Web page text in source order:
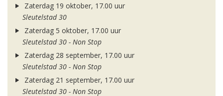
Zaterdag 19 oktober, 17.00 uur
Sleutelstad 30
Zaterdag 5 oktober, 17.00 uur
Sleutelstad 30 - Non Stop
Zaterdag 28 september, 17.00 uur
Sleutelstad 30 - Non Stop
Zaterdag 21 september, 17.00 uur
Sleutelstad 30 - Non Stop